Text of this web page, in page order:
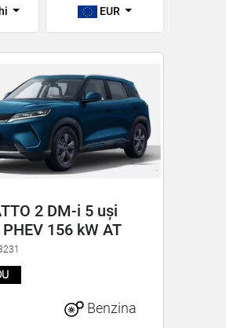
EUR
2 DM-i 5 uși
156 kW AT
Benzina